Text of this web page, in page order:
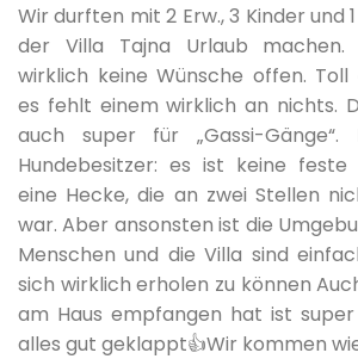
DVD
Kamin
Hi-Fi
Unterhaltung
Wir durften mit 2 Erw., 3 Kinder und
der Villa Tajna Urlaub machen.
wirklich keine Wünsche offen.
es fehlt einem wirklich an nichts.
auch super für „Gassi-
Hundebesitzer: es ist keine feste
eine Hecke, die an zwei Stellen
war. Aber ansonsten ist die
Menschen und die Villa sind
sich wirklich erholen zu können
am Haus empfangen hat ist
alles gut geklappt👍Wir kommen